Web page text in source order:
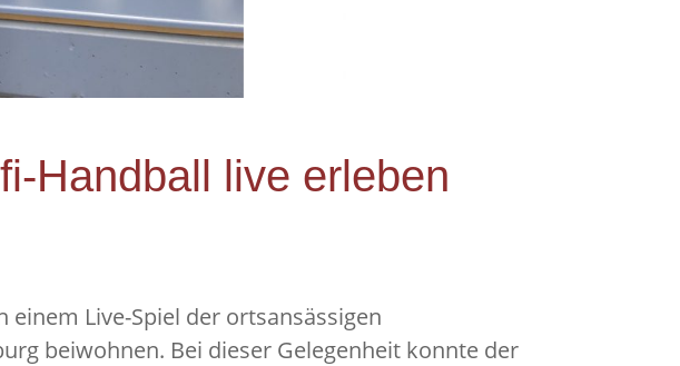
Handball live erleben
Live-Spiel der ortsansässigen
beiwohnen. Bei dieser Gelegenheit konnte der